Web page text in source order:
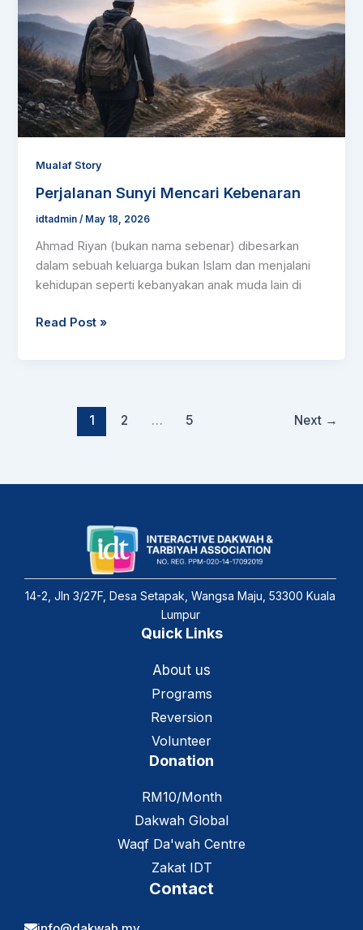
Mualaf Story
Perjalanan Sunyi Mencari Kebenaran
idtadmin/ May 18, 2026
Ahmad Riyan (bukan nama sebenar) dibesarkan
dalam sebuah keluarga bukan Islam dan menjalani
kehidupan seperti kebanyakan anak muda lain di
Kebenaran
Read Post »
1 2 … 5 Next →
14-2, Jln 3/27F, Desa Setapak, Wangsa Maju, 53300 Kuala
Lumpur
Quick Links
About us
Programs
Reversion
Volunteer
Donation
RM10/Month
Dakwah Global
Waqf Da'wah Centre
Zakat IDT
Contact